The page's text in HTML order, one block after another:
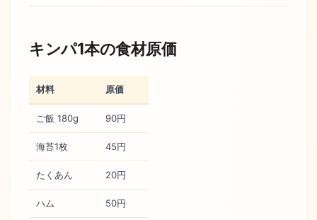
キンパ1本の食材原価
材料 原価
ご飯 180g 90円
海苔1枚 45円
たくあん 20円
ハム 50円